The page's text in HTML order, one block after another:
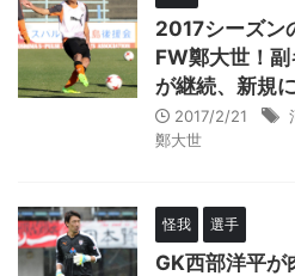
2017シーズン
FW鄭大世！
が継続、新規
2017/2/21
鄭大世
怪我 選手
GK西部洋平が